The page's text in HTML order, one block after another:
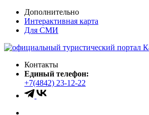
Дополнительно
Интерактивная карта
Для СМИ
Контакты
Единый телефон:
+7(4842) 23-12-22